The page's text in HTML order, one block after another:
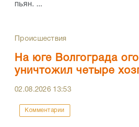
пьян. ...
Происшествия
На юге Волгограда
уничтожил четыре
02.08.2026 13:53
Комментарии